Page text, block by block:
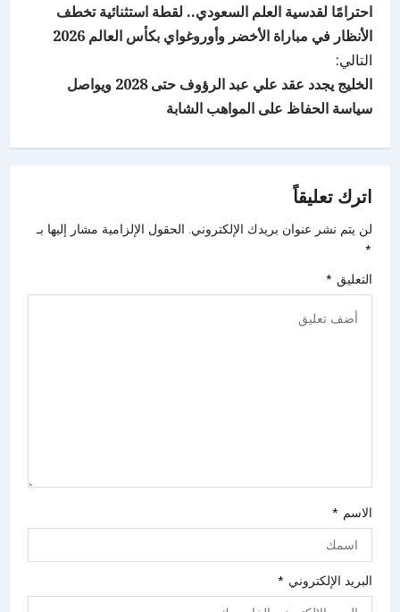
احترامًا لقدسية العلم السعودي.. لقطة استثنائية تخطف
الأنظار في مباراة الأخضر وأوروغواي بكأس العالم 2026
التالي:
الخليج يجدد عقد علي عبد الرؤوف حتى 2028 ويواصل
سياسة الحفاظ على المواهب الشابة
اترك تعليقاً
لن يتم نشر عنوان بريدك الإلكتروني. الحقول الإلزامية مشار إليها بـ
*
التعليق *
الاسم *
البريد الإلكتروني *